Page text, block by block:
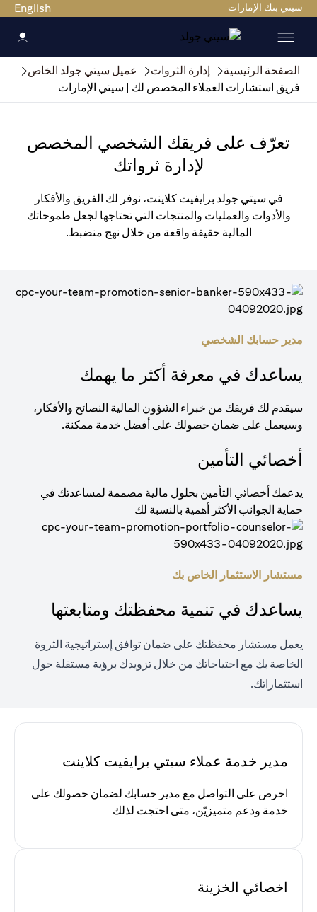
سيتي بنك الإمارات English
الصفحة الرئيسية إدارة الثروات
عميل سيتي جولد الخاص
فريق استشارات العملاء المخصص لك | سيتي الإمارات
تعرّف على فريقك الشخصي المخصص
لإدارة ثرواتك
في سيتي جولد برايفيت كلاينت، نوفر لك الفريق والأفكار
والأدوات والعمليات والمنتجات التي تحتاجها لجعل طموحاتك
المالية حقيقة واقعة من خلال نهج منضبط.
مدير حسابك الشخصي
يساعدك في معرفة أكثر ما يهمك
سيقدم لك فريقك من خبراء الشؤون المالية النصائح والأفكار،
وسيعمل على ضمان حصولك على أفضل خدمة ممكنة.
أخصائي التأمين
يدعمك أخصائي التأمين بحلول مالية مصممة لمساعدتك في
حماية الجوانب الأكثر أهمية بالنسبة لك
مستشار الاستثمار الخاص بك
يساعدك في تنمية محفظتك ومتابعتها
يعمل مستشار محفظتك على ضمان توافق إستراتيجية الثروة
الخاصة بك مع احتياجاتك من خلال تزويدك برؤية مستقلة حول
استثماراتك.
مدير خدمة عملاء سيتي برايفيت كلاينت
احرص على التواصل مع مدير حسابك لضمان حصولك على
خدمة ودعم متميزيّن، متى احتجت لذلك
اخصائي الخزينة